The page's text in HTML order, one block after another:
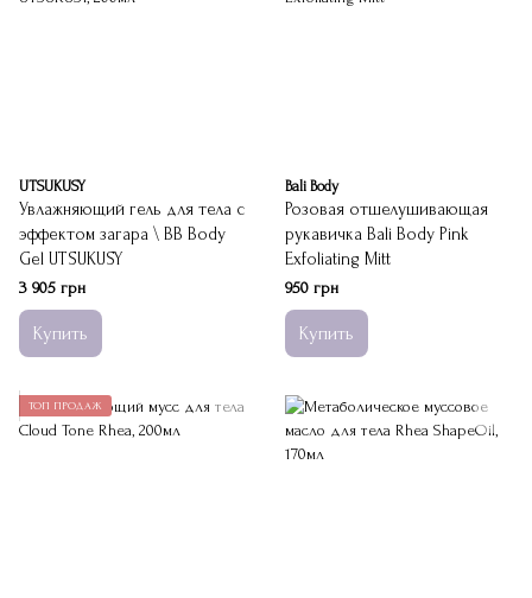
UTSUKUSY
Увлажняющий гель для тела с
эффектом загара \ BB Body
Gel UTSUKUSY
3 905 грн
Купить
Bali Body
Розовая отшелушивающая
рукавичка Bali Body Pink
Exfoliating Mitt
950 грн
Купить
ТОП ПРОДАЖ